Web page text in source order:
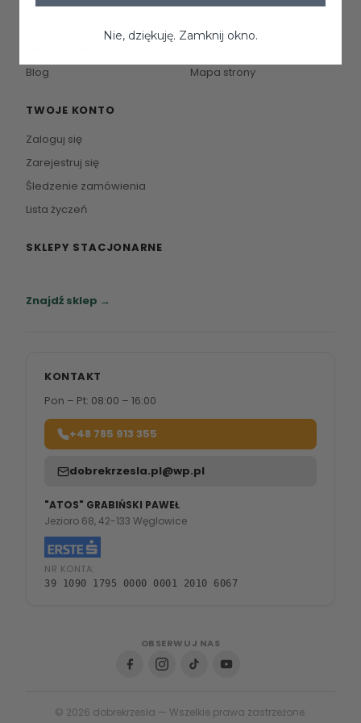
Blog
Mapa strony
TWOJE KONTO
Zaloguj się
Zarejestruj się
Śledzenie zamówienia
Lista życzeń
SKLEPY STACJONARNE
Znajdź sklep →
KONTAKT
Pon – Pt: 08:00 – 16:00
+48 785 913 355
dobrekrzesla.pl@wp.pl
"ATOS" GRABIŃSKI PAWEŁ
Jezioro 68, 42-133 Węglowice
NR KONTA:
39 1090 1795 0000 0001 2010 6067
OBSERWUJ NAS
© 2026 dobrekrzesła — Wszelkie prawa zastrzeżone.
Nie, dziękuję. Zamknij okno.